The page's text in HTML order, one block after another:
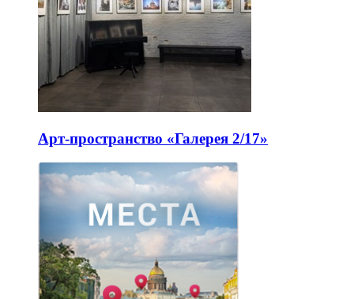
Арт-пространство «Галерея 2/17»